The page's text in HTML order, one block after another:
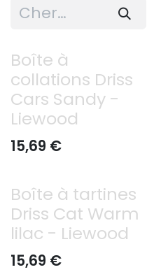
Boîte à
collations Driss
Cars Sandy -
Liewood
15,69 €
Boîte à tartines
Driss Cat Warm
lilac - Liewood
15,69 €